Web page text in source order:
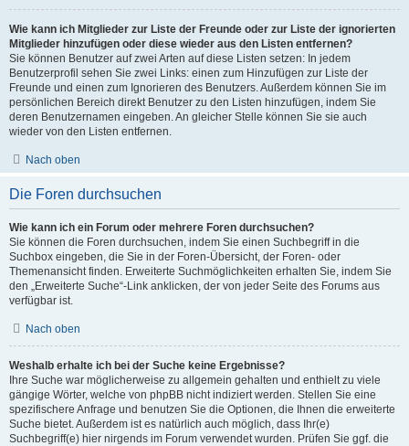
Wie kann ich Mitglieder zur Liste der Freunde oder zur Liste der ignorierten
Mitglieder hinzufügen oder diese wieder aus den Listen entfernen?
Sie können Benutzer auf zwei Arten auf diese Listen setzen: In jedem
Benutzerprofil sehen Sie zwei Links: einen zum Hinzufügen zur Liste der
Freunde und einen zum Ignorieren des Benutzers. Außerdem können Sie im
persönlichen Bereich direkt Benutzer zu den Listen hinzufügen, indem Sie
deren Benutzernamen eingeben. An gleicher Stelle können Sie sie auch
wieder von den Listen entfernen.
Nach oben
Die Foren durchsuchen
Wie kann ich ein Forum oder mehrere Foren durchsuchen?
Sie können die Foren durchsuchen, indem Sie einen Suchbegriff in die
Suchbox eingeben, die Sie in der Foren-Übersicht, der Foren- oder
Themenansicht finden. Erweiterte Suchmöglichkeiten erhalten Sie, indem Sie
den „Erweiterte Suche“-Link anklicken, der von jeder Seite des Forums aus
verfügbar ist.
Nach oben
Weshalb erhalte ich bei der Suche keine Ergebnisse?
Ihre Suche war möglicherweise zu allgemein gehalten und enthielt zu viele
gängige Wörter, welche von phpBB nicht indiziert werden. Stellen Sie eine
spezifischere Anfrage und benutzen Sie die Optionen, die Ihnen die erweiterte
Suche bietet. Außerdem ist es natürlich auch möglich, dass Ihr(e)
Suchbegriff(e) hier nirgends im Forum verwendet wurden. Prüfen Sie ggf. die